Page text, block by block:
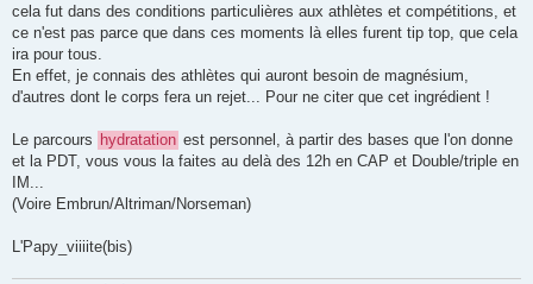
cela fut dans des conditions particulières aux athlètes et compétitions, et
ce n'est pas parce que dans ces moments là elles furent tip top, que cela
ira pour tous.
En effet, je connais des athlètes qui auront besoin de magnésium,
d'autres dont le corps fera un rejet... Pour ne citer que cet ingrédient !
Le parcours hydratation est personnel, à partir des bases que l'on donne
et la PDT, vous vous la faites au delà des 12h en CAP et Double/triple en
IM...
(Voire Embrun/Altriman/Norseman)
L'Papy_viiiite(bis)